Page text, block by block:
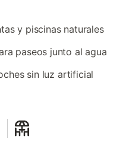
y piscinas naturales
paseos junto al agua
sin luz artificial